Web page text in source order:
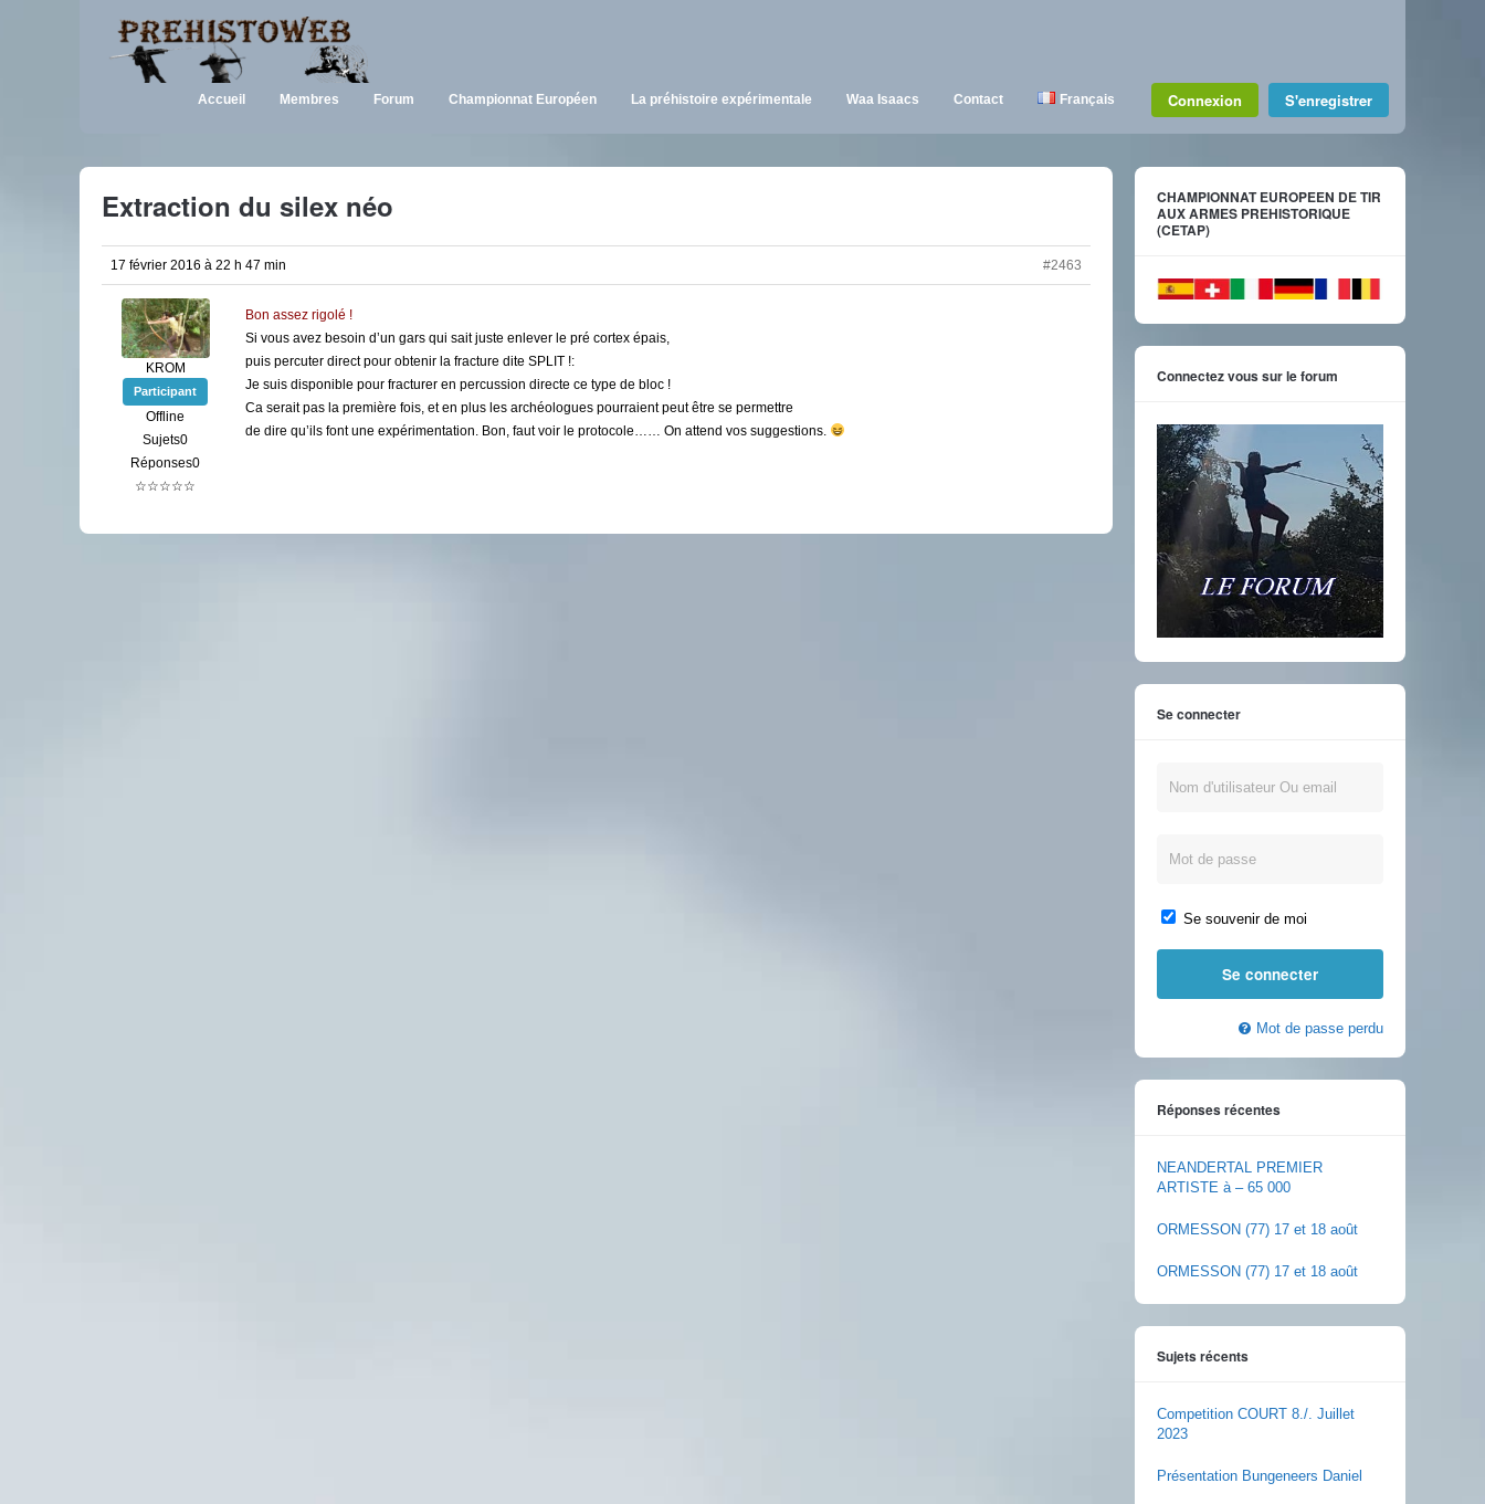
Accueil Membres Forum Championnat Européen La préhistoire expérimentale Waa Isaacs Contact Français Connexion S'enregistrer
Extraction du silex néo
17 février 2016 à 22 h 47 min #2463
KROM
Participant
Offline
Sujets0
Réponses0
☆☆☆☆☆
Bon assez rigolé !
Si vous avez besoin d’un gars qui sait juste enlever le pré cortex épais,
puis percuter direct pour obtenir la fracture dite SPLIT !:
Je suis disponible pour fracturer en percussion directe ce type de bloc !
Ca serait pas la première fois, et en plus les archéologues pourraient peut être se permettre
de dire qu’ils font une expérimentation. Bon, faut voir le protocole…… On attend vos suggestions.
CHAMPIONNAT EUROPEEN DE TIR
AUX ARMES PREHISTORIQUE
(CETAP)
Connectez vous sur le forum
Se connecter
Se souvenir de moi
Mot de passe perdu
Réponses récentes
NEANDERTAL PREMIER
ARTISTE à – 65 000
ORMESSON (77) 17 et 18 août
ORMESSON (77) 17 et 18 août
Sujets récents
Competition COURT 8./. Juillet
2023
Présentation Bungeneers Daniel